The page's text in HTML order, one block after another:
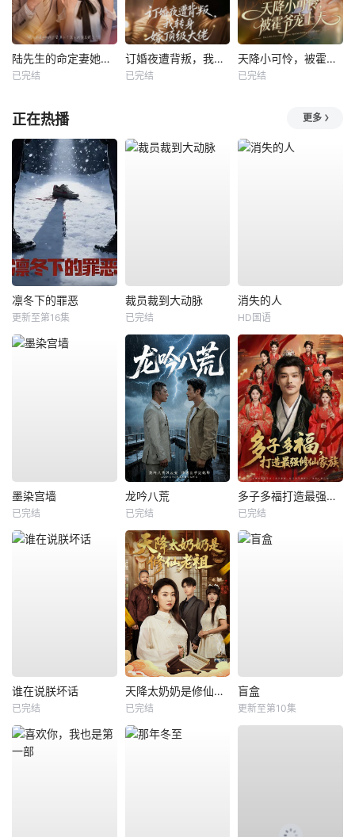
陆先生的命定妻她飒又野
已完结
订婚夜遭背叛，我转身嫁顶级大佬
已完结
天降小可怜，被霍爷宠上天
已完结
正在热播 更多
凛冬下的罪恶
更新至第16集
裁员裁到大动脉
已完结
消失的人
HD国语
墨染宫墙
已完结
龙吟八荒
已完结
多子多福打造最强修仙家族
已完结
谁在说朕坏话
已完结
天降太奶奶是修仙老祖
已完结
盲盒
更新至第10集